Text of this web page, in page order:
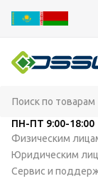
ПН-ПТ 9:00-18:00
Физическим
Юридическим
Сервис и